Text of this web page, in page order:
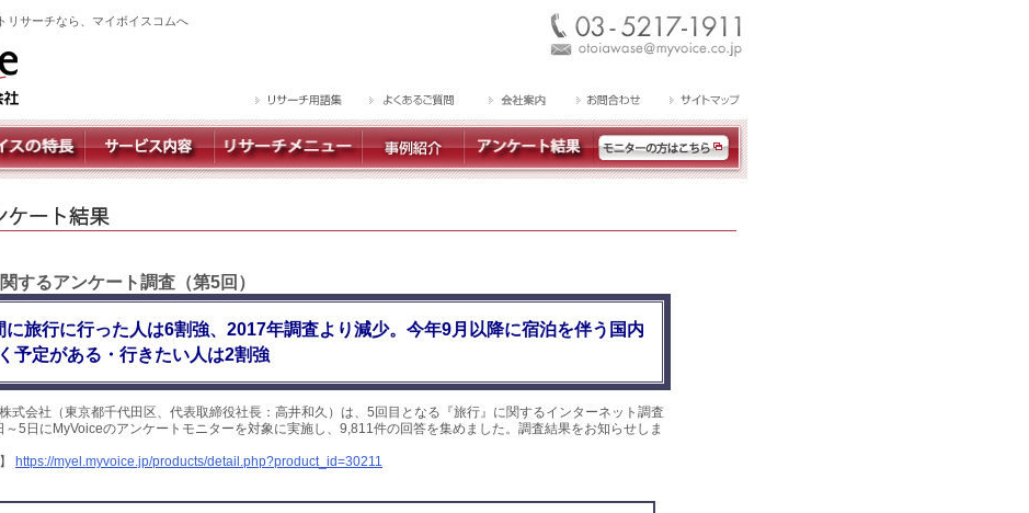
リサーチなら、マイボイスコムへ
するアンケート調査（第5回）
に旅行に行った人は6割強、2017年調査より減少。今年9月以降に宿泊を伴う国内
予定がある・行きたい人は2割強
式会社（東京都千代田区、代表取締役社長：高井和久）は、5回目となる『旅行』に関するインターネット調査
5日にMyVoiceのアンケートモニターを対象に実施し、9,811件の回答を集めました。調査結果をお知らせしま
https://myel.myvoice.jp/products/detail.php?product_id=30211